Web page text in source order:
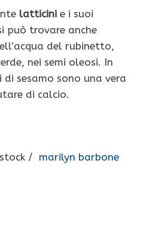
latticini e i suoi
può trovare anche
del rubinetto,
nei semi oleosi. In
sesamo sono una vera
di calcio.
/ marilyn barbone